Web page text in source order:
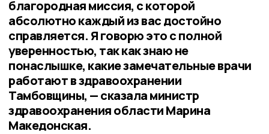
благородная миссия, с которой
абсолютно каждый из вас достойно
справляется. Я говорю это с полной
уверенностью, так как знаю не
понаслышке, какие замечательные врачи
работают в здравоохранении
Тамбовщины, — сказала министр
здравоохранения области Марина
Македонская.